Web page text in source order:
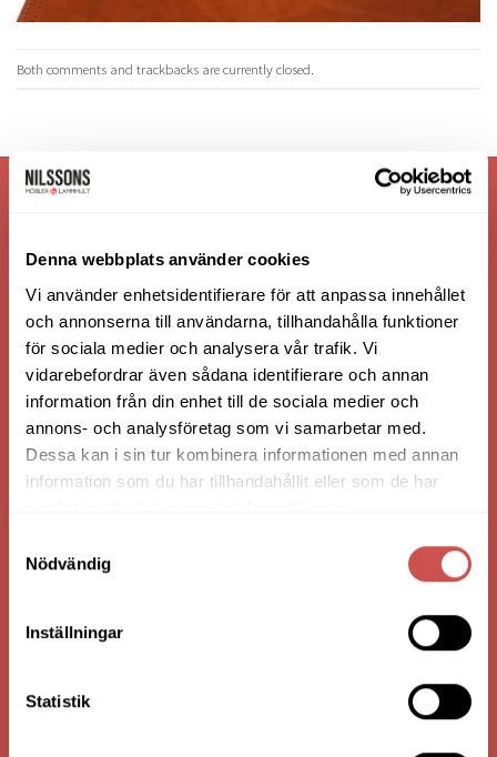
Denna webbplats använder cookies
Vi använder enhetsidentifierare för att anpassa innehållet
och annonserna till användarna, tillhandahålla funktioner
för sociala medier och analysera vår trafik. Vi
vidarebefordrar även sådana identifierare och annan
information från din enhet till de sociala medier och
annons- och analysföretag som vi samarbetar med.
Dessa kan i sin tur kombinera informationen med annan
information som du har tillhandahållit eller som de har
Nödvändig
Inställningar
Statistik
Both comments and trackbacks are currently closed.
HANDLA VIA: BUTIK - WEBBSHOP - TELEFON
FÖRETAGSUPPGIFTER
Nilssons Möbler i Lammhult
Org. Nummer: 556062-1780